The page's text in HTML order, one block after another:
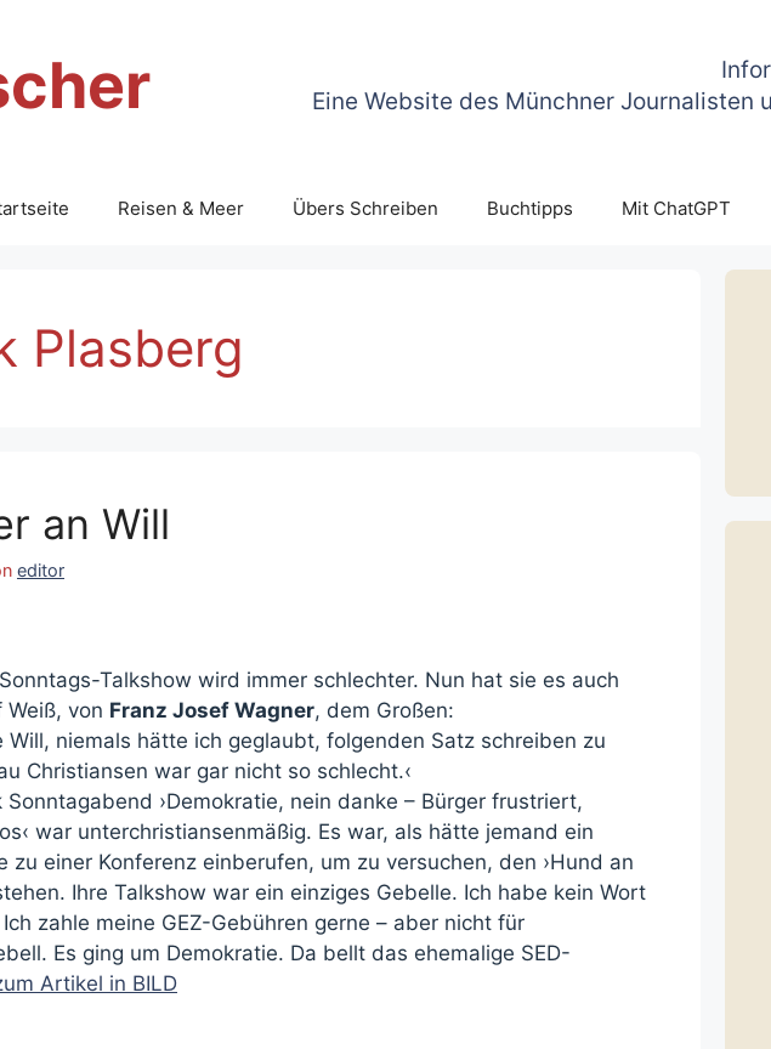
Eine Website des Münchner Journalisten
Reisen & Meer Übers Schreiben Buchtipps Mit ChatGPT
Plasberg
an Will
editor
Sonntags-Talkshow wird immer schlechter. Nun hat sie es auch
Weiß, von Franz Josef Wagner, dem Großen:
Will, niemals hätte ich geglaubt, folgenden Satz schreiben zu
Christiansen war gar nicht so schlecht.‹
Sonntagabend ›Demokratie, nein danke – Bürger frustriert,
war unterchristiansenmäßig. Es war, als hätte jemand ein
zu einer Konferenz einberufen, um zu versuchen, den ›Hund an
Ihre Talkshow war ein einziges Gebelle. Ich habe kein Wort
zahle meine GEZ-Gebühren gerne – aber nicht für
Es ging um Demokratie. Da bellt das ehemalige SED-
Artikel in BILD